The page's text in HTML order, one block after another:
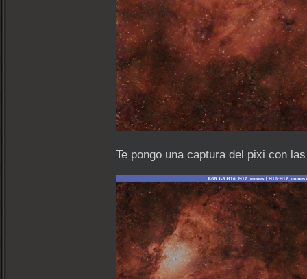
Te pongo una captura del pixi con